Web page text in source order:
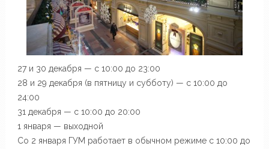
27 и 30 декабря — с 10:00 до 23:00
28 и 29 декабря (в пятницу и субботу) — с 10:00 до
24:00
31 декабря — с 10:00 до 20:00
1 января — выходной
Со 2 января ГУМ работает в обычном режиме с 10:00 до